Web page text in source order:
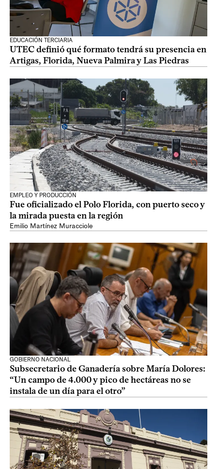
EDUCACIÓN TERCIARIA
UTEC definió qué formato tendrá su presencia en
Artigas, Florida, Nueva Palmira y Las Piedras
EMPLEO Y PRODUCCIÓN
Fue oficializado el Polo Florida, con puerto seco y
la mirada puesta en la región
Emilio Martínez Muracciole
GOBIERNO NACIONAL
Subsecretario de Ganadería sobre María Dolores:
“Un campo de 4.000 y pico de hectáreas no se
instala de un día para el otro”